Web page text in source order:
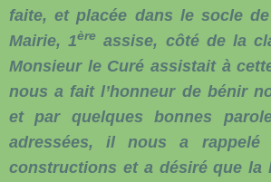
faite, et placée dans le socle
Mairie, 1ère assise, côté de la
Monsieur le Curé assistait à
nous a fait l’honneur de bénir
et par quelques bonnes
adressées, il nous a rappelé
constructions et a désiré que la